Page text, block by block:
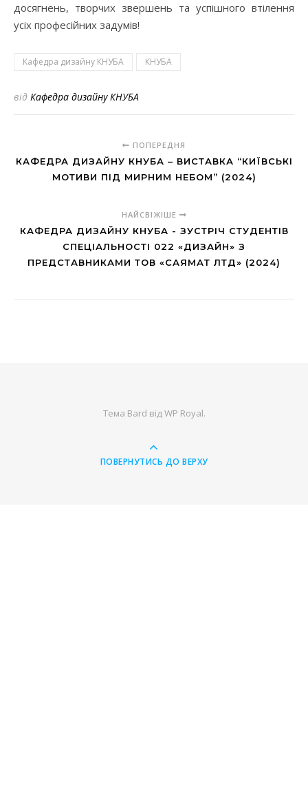
досягнень, творчих звершень та успішного втілення
усіх професійних задумів!
Кафедра дизайну КНУБА КНУБА
від Кафедра дизайну КНУБА
ПОПЕРЕДНЯ
КАФЕДРА ДИЗАЙНУ КНУБА – ВИСТАВКА “КИЇВСЬКІ
МОТИВИ ПІД МИРНИМ НЕБОМ” (2024)
НАЙСВІЖІШЕ
КАФЕДРА ДИЗАЙНУ КНУБА - ЗУСТРІЧ СТУДЕНТІВ
СПЕЦІАЛЬНОСТІ 022 «ДИЗАЙН» З
ПРЕДСТАВНИКАМИ ТОВ «САЯМАТ ЛТД» (2024)
Тема Bard відWP Royal.
ПОВЕРНУТИСЬ ДО ВЕРХУ